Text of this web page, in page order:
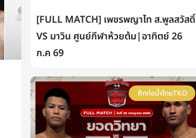
[FULL MATCH] เพชรพญาไท ส.พูลสวัสดิ์
VS มาวิน ศูนย์กีฬาห้วยต้ม|อาทิตย์ 26
ก.ค 69
ศึกท่อน้ำไทยTKO